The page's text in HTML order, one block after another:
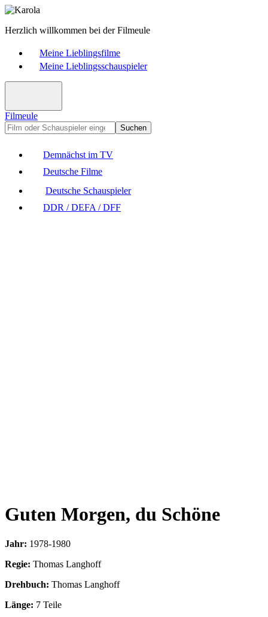
Herzlich willkommen bei der Filmeule
Meine Lieblingsfilme
Meine Lieblingsschauspieler
Filmeule
Suchen
Demnächst im TV
Deutsche Filme
Deutsche Schauspieler
DDR / DEFA / DFF
Guten Morgen, du Schöne
Jahr: 1978-1980
Regie: Thomas Langhoff
Drehbuch: Thomas Langhoff
Länge: 7 Teile